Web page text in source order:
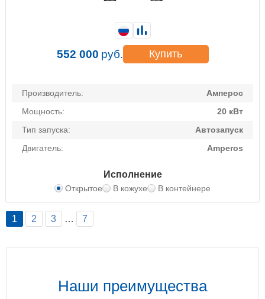
Производитель:
Амперос
Мощность:
20 кВт
Тип запуска:
Автозапуск
Двигатель:
Amperos
Исполнение
Открытое В кожухе В контейнере
552 000 руб. Купить
1 2 3 … 7
Наши преимущества